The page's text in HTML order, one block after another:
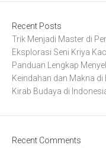
Recent Posts
Trik Menjadi Master di
Eksplorasi Seni Kriya
Panduan Lengkap
Keindahan dan Makna di
Kirab Budaya di
Recent Comments